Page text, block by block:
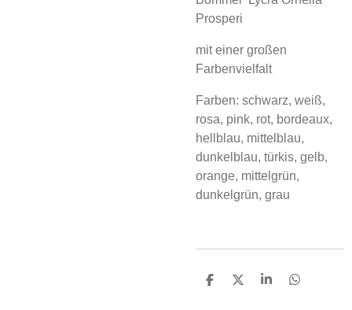
Prosperi
mit einer großen
Farbenvielfalt
Farben: schwarz, weiß,
rosa, pink, rot, bordeaux,
hellblau, mittelblau,
dunkelblau, türkis, gelb,
orange, mittelgrün,
dunkelgrün, grau
T
T
T
T